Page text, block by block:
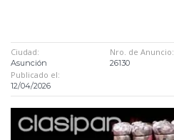
Ciudad:
Asunción
Nro. de Anuncio:
26130
Publicado el:
12/04/2026